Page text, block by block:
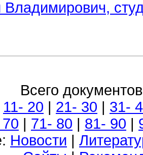
Владимирович,
Всего
11- 20 | 21- 30 | 31-
| 71- 80 | 81- 90 |
Новости |